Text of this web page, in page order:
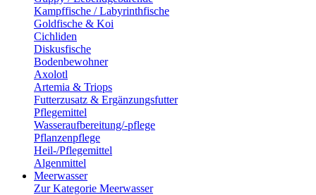
Kampffische / Labyrinthfische
Goldfische & Koi
Cichliden
Diskusfische
Bodenbewohner
Axolotl
Artemia & Triops
Futterzusatz & Ergänzungsfutter
Pflegemittel
Wasseraufbereitung/-pflege
Pflanzenpflege
Heil-/Pflegemittel
Algenmittel
Meerwasser
Zur Kategorie Meerwasser